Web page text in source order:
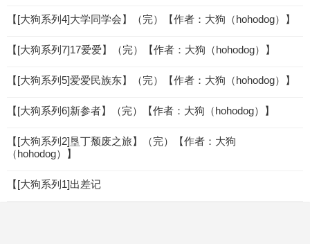
【[大狗系列4]大学同学会】（完）【作者：大狗（hohodog）】
【[大狗系列7]17爱爱】（完）【作者：大狗（hohodog）】
【[大狗系列5]爱爱民族东】（完）【作者：大狗（hohodog）】
【[大狗系列6]新参者】（完）【作者：大狗（hohodog）】
【[大狗系列2]垦丁颓废之旅】（完）【作者：大狗
（hohodog）】
【[大狗系列1]出差记